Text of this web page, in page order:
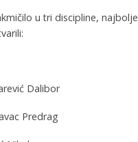
u tri discipline, najbolje
Dalibor
Predrag